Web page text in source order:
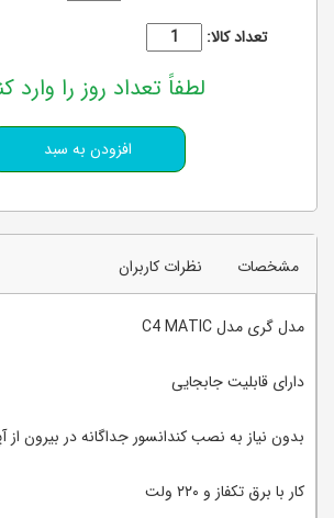
تعداد کالا:
لطفاً تعداد روز را وارد
مشخصات نظرات کاربران
مدل گری مدل C4 MATIC
دارای قابلیت جابجایی
بدون نیاز به نصب کندانسور جداگانه در بیرون از
کار با برق تکفاز و ۲۲۰ ولت